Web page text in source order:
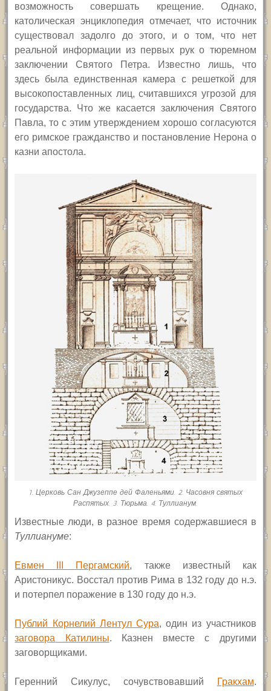
возможность совершать крещение. Однако,
католическая энциклопедия отмечает, что источник
существовал задолго до этого, и о том, что нет
реальной информации из первых рук о тюремном
заключении Святого Петра. Известно лишь, что
здесь была единственная камера с решеткой для
высокопоставленных лиц, считавшихся угрозой для
государства. Что же касается заключения Святого
Павла, то с этим утверждением хорошо согласуются
его римское гражданство и постановление Нерона о
казни апостола.
1. Церковь Сан Джузеппе дей Фаленьями. 2. Часовня святых
Распятых. 3. Тюрьма. 4. Туллианум.
Известные люди, в разное время содержавшиеся в
Туллиануме:
Евмен III Пергамский, также известный как
Аристоникус. Восстал против Рима в 132 году до н.э.
и потерпел поражение в 130 году до н.э.
Публий Корнелий Лентул Сура, один из участников
заговора Катилины. Казнен вместе с другими
заговорщиками.
Геренний Сикулус, сочувствовавший Гракхам.